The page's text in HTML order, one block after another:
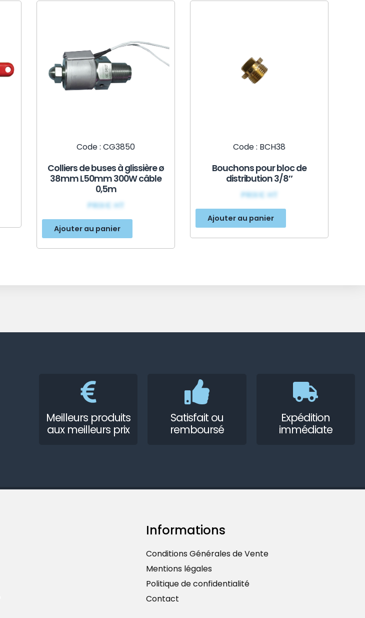
Code : CG3850
Colliers de buses à glissière ø
38mm L50mm 300W câble
0,5m
PRIX€ HT
Ajouter au panier
Code : BCH38
Bouchons pour bloc de
distribution 3/8″
PRIX€ HT
Ajouter au panier
Meilleurs produits
aux meilleurs prix
Satisfait ou
remboursé
Expédition
immédiate
Informations
Conditions Générales de Vente
Mentions légales
Politique de confidentialité
Contact